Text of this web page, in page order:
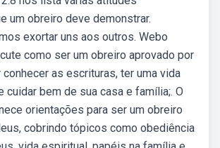
um obreiro deve demonstrar.
exortar uns aos outros. Webo
como ser um obreiro aprovado por
conhecer as escrituras, ter uma vida
cuidar bem de sua casa e família;. O
orientações para ser um obreiro
cobrindo tópicos como obediência